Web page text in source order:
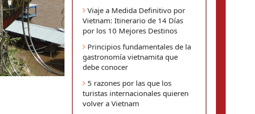
Viaje a Medida Definitivo por
Vietnam: Itinerario de 14 Días
por los 10 Mejores Destinos
Principios fundamentales de la
gastronomía vietnamita que
debe conocer
5 razones por las que los
turistas internacionales quieren
volver a Vietnam